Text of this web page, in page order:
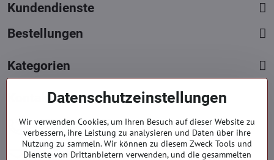
Kundendienste
Bestellungen
Kategorien
Kontakte
+421 919 060 751
Mont. - Freit. : 9:00 - 15:00 hod.
info​​@everlady​​.eu
Datenschutzeinstellungen
Wir verwenden Cookies, um Ihren Besuch auf dieser Website zu
verbessern, ihre Leistung zu analysieren und Daten über ihre
Nutzung zu sammeln. Wir können zu diesem Zweck Tools und
Dienste von Drittanbietern verwenden, und die gesammelten